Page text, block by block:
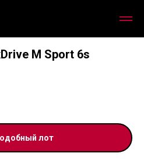
M Sport 6s
лот